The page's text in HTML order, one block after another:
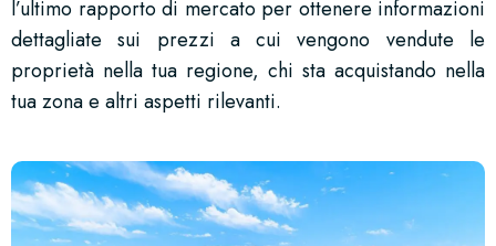
l’ultimo rapporto di mercato per ottenere informazioni
dettagliate sui prezzi a cui vengono vendute le
proprietà nella tua regione, chi sta acquistando nella
tua zona e altri aspetti rilevanti.